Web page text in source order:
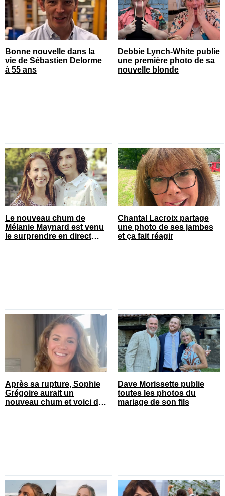
Bonne nouvelle dans la
vie de Sébastien Delorme
à 55 ans
Debbie Lynch-White publie
une première photo de sa
nouvelle blonde
Le nouveau chum de
Mélanie Maynard est venu
le surprendre en direct
Chantal Lacroix partage
une photo de ses jambes
et ça fait réagir
Après sa rupture, Sophie
Grégoire aurait un
nouveau chum et voici de
Dave Morissette publie
toutes les photos du
mariage de son fils